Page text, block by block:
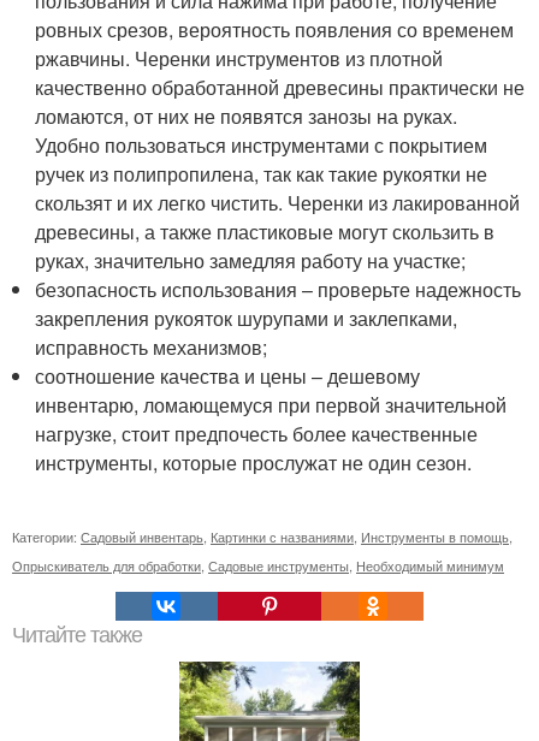
ровных срезов, вероятность появления со временем
ржавчины. Черенки инструментов из плотной
качественно обработанной древесины практически не
ломаются, от них не появятся занозы на руках.
Удобно пользоваться инструментами с покрытием
ручек из полипропилена, так как такие рукоятки не
скользят и их легко чистить. Черенки из лакированной
древесины, а также пластиковые могут скользить в
руках, значительно замедляя работу на участке;
безопасность использования – проверьте надежность
закрепления рукояток шурупами и заклепками,
исправность механизмов;
соотношение качества и цены – дешевому
инвентарю, ломающемуся при первой значительной
нагрузке, стоит предпочесть более качественные
инструменты, которые прослужат не один сезон.
Категории: Садовый инвентарь Картинки с названиями Инструменты в помощь
Опрыскиватель для обработки Садовые инструменты Необходимый минимум
Читайте также